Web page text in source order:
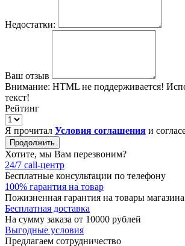
Недостатки:
Ваш отзыв
Внимание: HTML не поддерживается!
текст!
Рейтинг
Я прочитал Условия соглашения и
Продолжить
Хотите, мы Вам перезвоним?
24/7 call-центр
Бесплатные консультации по телефону
100% гарантия на товар
Пожизненная гарантия на товары магазина
Бесплатная доставка
На сумму заказа от 10000 рублей
Выгодные условия
Предлагаем сотрудничество